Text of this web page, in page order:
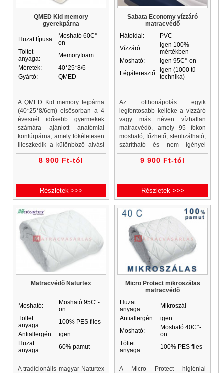
QMED Kid memory
gyerekpárna
Huzat típusa:
Mosható 60C°-
on
Töltet
anyaga:
Memoryfoam
Méretek:
40*25*8/6
Gyártó:
QMED
A QMED Kid memory fejpárna
(40*25*8/6cm) elsősorban a 4
évesnél idősebb gyermekek
számára ajánlott anatómiai
kontúrpárna, amely tökéletesen
illeszkedik a különböző alvási
pozíciókhoz, egyenletesen
követi a nyak ívét oldalt- és
8 900 Ft-tól
Részletek >>>
Sabata Economy vízzáró
matracvédő
Hátoldal:
PVC
Vízzáró:
Igen 100%
mértékben
Mosható:
Igen 95C°-on
Légáteresztő: Igen (1000 tű
technika)
Az otthonápolás egyik
legfontosabb kelléke a vízzáró
vagy más néven vízhatlan
matracvédő, amely 95 fokon
mosható, főzhető, sterilizálható,
szárítható és nem igényel
vasalást. A vízhatlan
matracvédő alsó oldalán
9 900 Ft-tól
Részletek >>>
Matracvédő Naturtex
Mosható:
Mosható 95C°-
on
Töltet
anyaga:
100% PES flies
Antiallergén:
igen
Huzat
anyaga:
60% pamut
A tradícionális magyar Naturtex
Micro Protect mikroszálas
matracvédő
Huzat
anyaga:
Mikroszál
Antiallergén:
igen
Mosható:
Mosható 40C°-
on
Töltet
anyaga:
100% PES flies
A Micro Protect higiéniai